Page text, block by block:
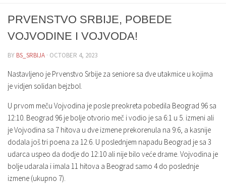
Liga
Kontakti Timova
Kontakt
PRVENSTVO SRBIJE, POBEDE
VOJVODINE I VOJVODA!
BY BS_SRBIJA · OCTOBER 4, 2023
Nastavljeno je Prvenstvo Srbije za seniore sa dve utakmice u kojima
je vidjen solidan bejzbol.
U prvom meču Vojvodina je posle preokreta pobedila Beograd 96 sa
12:10. Beograd 96 je bolje otvorio meč i vodio je sa 6:1 u 5. izmeni ali
je Vojvodina sa 7 hitova u dve izmene prekorenula na 9:6, a kasnije
dodala još tri poena za 12:6. U poslednjem napadu Beograd je sa 3
udarca uspeo da dodje do 12:10 ali nije bilo veće drame. Vojvodina je
bolje udarala i imala 11 hitova a Beograd samo 4 do poslednje
izmene (ukupno 7).